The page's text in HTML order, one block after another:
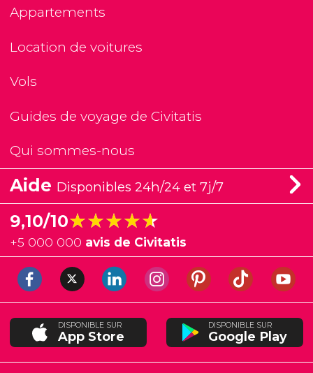
Appartements
Location de voitures
Vols
Guides de voyage de Civitatis
Qui sommes-nous
Aide Disponibles 24h/24 et 7j/7
9,10/10★★★★★
★★★★★
+5 000 000 avis de Civitatis
DISPONIBLE SUR
App Store
DISPONIBLE SUR
Google Play